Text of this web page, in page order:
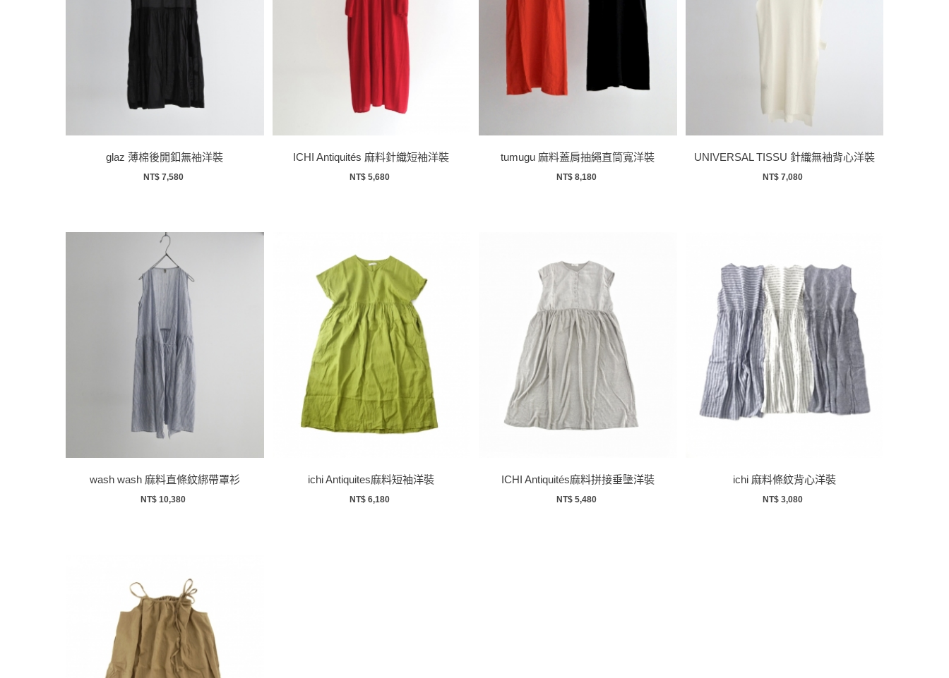
glaz 薄棉後開釦無袖洋裝
NT$ 7,580
ICHI Antiquités 麻料針織短袖洋裝
NT$ 5,680
tumugu 麻料蓋肩抽繩直筒寬洋裝
NT$ 8,180
UNIVERSAL TISSU 針織無袖背心洋裝
NT$ 7,080
wash wash 麻料直條紋綁帶罩衫
NT$ 10,380
ichi Antiquites麻料短袖洋裝
NT$ 6,180
ICHI Antiquités麻料拼接垂墬洋裝
NT$ 5,480
ichi 麻料條紋背心洋裝
NT$ 3,080